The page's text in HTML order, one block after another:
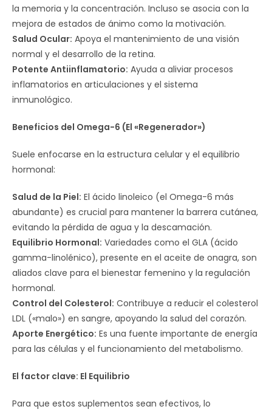
la memoria y la concentración. Incluso se asocia con la
mejora de estados de ánimo como la motivación.
Salud Ocular: Apoya el mantenimiento de una visión
normal y el desarrollo de la retina.
Potente Antiinflamatorio: Ayuda a aliviar procesos
inflamatorios en articulaciones y el sistema
inmunológico.
Beneficios del Omega-6 (El «Regenerador»)
Suele enfocarse en la estructura celular y el equilibrio
hormonal:
Salud de la Piel: El ácido linoleico (el Omega-6 más
abundante) es crucial para mantener la barrera cutánea,
evitando la pérdida de agua y la descamación.
Equilibrio Hormonal: Variedades como el GLA (ácido
gamma-linolénico), presente en el aceite de onagra, son
aliados clave para el bienestar femenino y la regulación
hormonal.
Control del Colesterol: Contribuye a reducir el colesterol
LDL («malo») en sangre, apoyando la salud del corazón.
Aporte Energético: Es una fuente importante de energía
para las células y el funcionamiento del metabolismo.
El factor clave: El Equilibrio
Para que estos suplementos sean efectivos, lo